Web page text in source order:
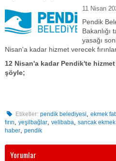
11 Nisan
Pendik
Bakanlığı
yasağı
Nisan'a kadar hizmet verecek
12 Nisan'a kadar Pendik'te
şöyle;
Etiketler: pendik belediyesi,ekmek
fırın, yeşilbağlar, velibaba, sancak ekmek
haber, pendik
Yorumlar